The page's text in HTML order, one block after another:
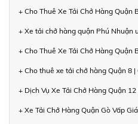
+ Cho Thuê Xe Tải Chở Hàng Quận
+ Xe tải chở hàng quận Phú Nhuận
+ Cho Thuê Xe Tải Chở Hàng Quận
+ Cho thuê xe tải chở hàng Quận 8
+ Dịch Vụ Xe Tải Chở Hàng Quận
+ Xe Tải Chở Hàng Quận Gò Vấp